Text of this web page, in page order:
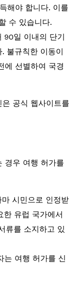
해야 합니다. 이를
수 있습니다.
일 이내의 단기
불규칙한 이동이
에 선별하여 국경
공식 웹사이트를
경우 여행 허가를
시민으로 인정받
한 유럽 국가에서
류를 소지하고 있
는 여행 허가를 신